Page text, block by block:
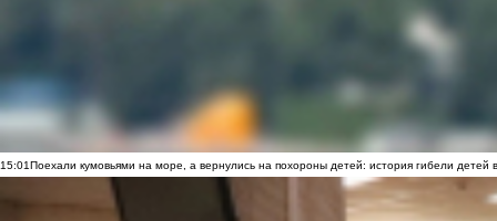
15:01Поехали кумовьями на море, а вернулись на похороны детей: история гибели детей